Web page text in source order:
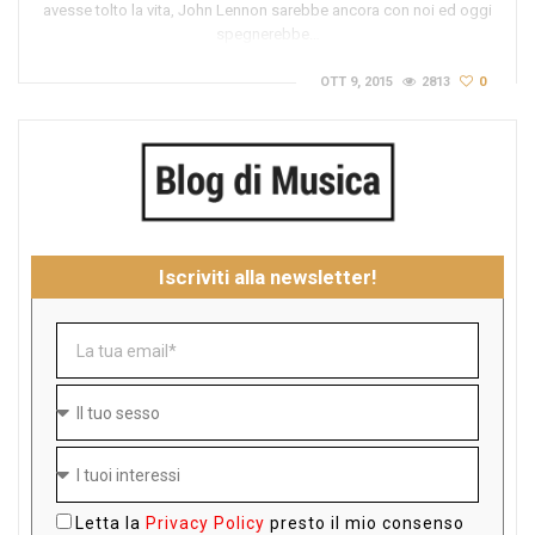
avesse tolto la vita, John Lennon sarebbe ancora con noi ed oggi
OTT 9, 2015 2813 0
Iscriviti alla newsletter!
Letta la Privacy Policy presto il mio consenso